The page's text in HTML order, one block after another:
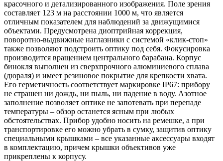
красочного и детализированного изображения. Поле зрения
составляет 123 м на расстоянии 1000 м, что является
отличным показателем для наблюдений за движущимися
объектами. Предусмотрена диоптрийная коррекция,
поворотно-выдвижные наглазники с системой «клик-стоп»
также позволяют подстроить оптику под себя. Фокусировка
производится вращением центрального барабана. Корпус
бинокля выполнен из сверхпрочного алюминиевого сплава
(дюраля) и имеет резиновое покрытие для крепкости хвата.
Его герметичность соответствует маркировке IP67: прибору
не страшен ни дождь, ни пыль, ни падение в воду. Азотное
заполнение позволяет оптике не запотевать при перепаде
температуры – обзор останется ясным при любых
обстоятельствах. Прибор удобно носить на ремешке, а при
транспортировке его можно убрать в сумку, защитив оптику
специальными крышками – все указанные аксессуары входят
в комплектацию, причем крышки объективов уже
прикреплены к корпусу.